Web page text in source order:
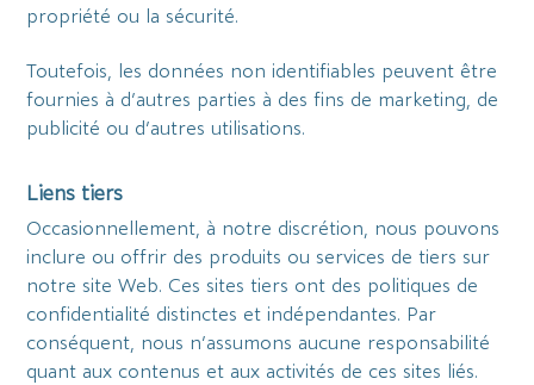
propriété ou la sécurité.
Toutefois, les données non identifiables peuvent être
fournies à d’autres parties à des fins de marketing, de
publicité ou d’autres utilisations.
Liens tiers
Occasionnellement, à notre discrétion, nous pouvons
inclure ou offrir des produits ou services de tiers sur
notre site Web. Ces sites tiers ont des politiques de
confidentialité distinctes et indépendantes. Par
conséquent, nous n’assumons aucune responsabilité
quant aux contenus et aux activités de ces sites liés.